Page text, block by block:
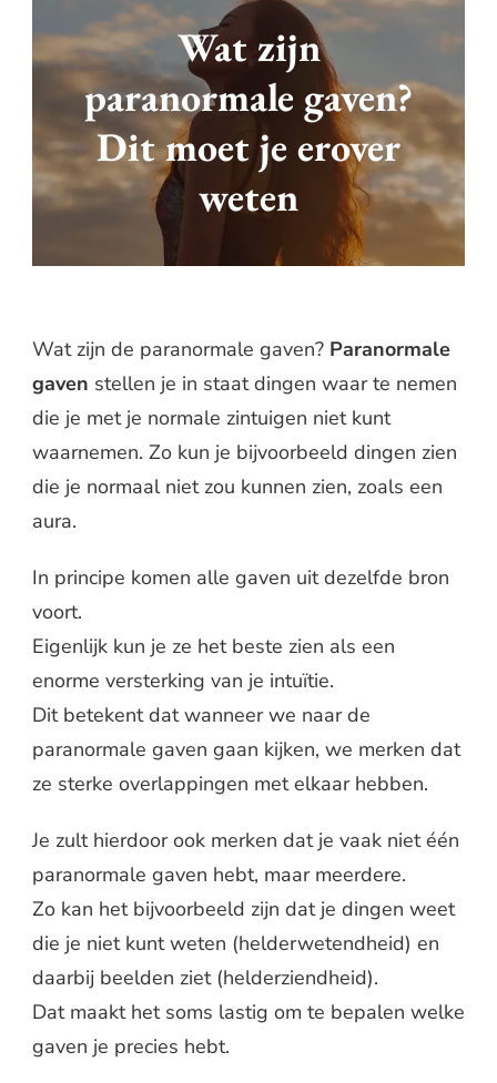
Wat zijn
paranormale gaven?
Dit moet je erover
weten
Wat zijn de paranormale gaven? Paranormale
gaven stellen je in staat dingen waar te nemen
die je met je normale zintuigen niet kunt
waarnemen. Zo kun je bijvoorbeeld dingen zien
die je normaal niet zou kunnen zien, zoals een
aura.
In principe komen alle gaven uit dezelfde bron
voort.
Eigenlijk kun je ze het beste zien als een
enorme versterking van je intuïtie.
Dit betekent dat wanneer we naar de
paranormale gaven gaan kijken, we merken dat
ze sterke overlappingen met elkaar hebben.
Je zult hierdoor ook merken dat je vaak niet één
paranormale gaven hebt, maar meerdere.
Zo kan het bijvoorbeeld zijn dat je dingen weet
die je niet kunt weten (helderwetendheid) en
daarbij beelden ziet (helderziendheid).
Dat maakt het soms lastig om te bepalen welke
gaven je precies hebt.